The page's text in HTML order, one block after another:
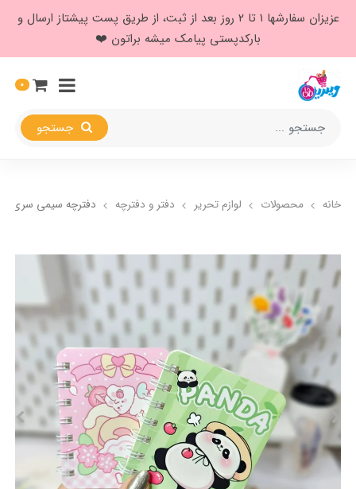
عزیزان سفارشها ۱ تا ۲ روز بعد از ثبت، از طریق پست پیشتاز ارسال و
بارکدپستی پیامک میشه براتون ❤️
0
خانه محصولات لوازم تحریر دفتر و دفترچه دفترچه سیمی سری